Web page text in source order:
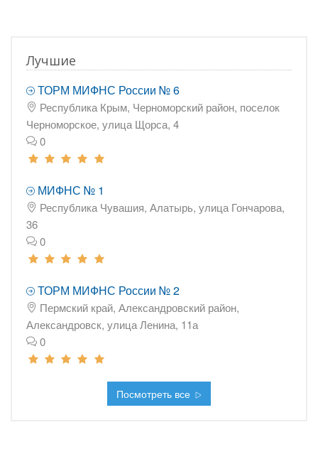
Лучшие
ТОРМ МИФНС России № 6
Республика Крым, Черноморский район, поселок
Черноморское, улица Щорса, 4
0
МИФНС № 1
Республика Чувашия, Алатырь, улица Гончарова,
36
0
ТОРМ МИФНС России № 2
Пермский край, Александровский район,
Александровск, улица Ленина, 11а
0
Посмотреть все